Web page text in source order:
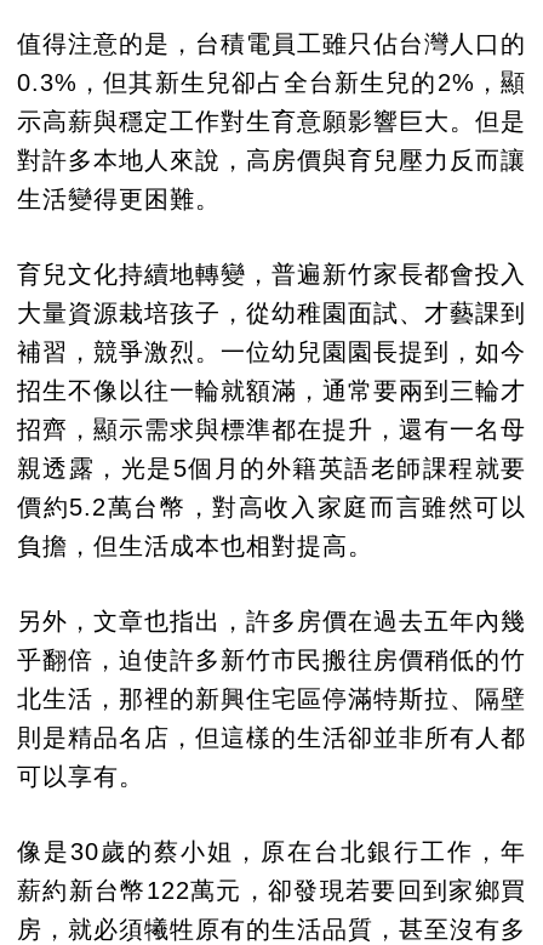
值得注意的是，台積電員工雖只佔台灣人口的
0.3%，但其新生兒卻占全台新生兒的2%，顯
示高薪與穩定工作對生育意願影響巨大。但是
對許多本地人來說，高房價與育兒壓力反而讓
生活變得更困難。
育兒文化持續地轉變，普遍新竹家長都會投入
大量資源栽培孩子，從幼稚園面試、才藝課到
補習，競爭激烈。一位幼兒園園長提到，如今
招生不像以往一輪就額滿，通常要兩到三輪才
招齊，顯示需求與標準都在提升，還有一名母
親透露，光是5個月的外籍英語老師課程就要
價約5.2萬台幣，對高收入家庭而言雖然可以
負擔，但生活成本也相對提高。
另外，文章也指出，許多房價在過去五年內幾
乎翻倍，迫使許多新竹市民搬往房價稍低的竹
北生活，那裡的新興住宅區停滿特斯拉、隔壁
則是精品名店，但這樣的生活卻並非所有人都
可以享有。
像是30歲的蔡小姐，原在台北銀行工作，年
薪約新台幣122萬元，卻發現若要回到家鄉買
房，就必須犧牲原有的生活品質，甚至沒有多